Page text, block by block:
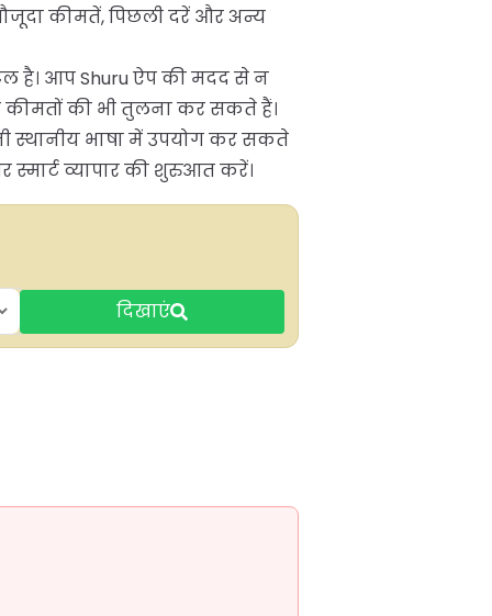
कीमतें, पिछली दरें और अन्य
है। आप Shuru ऐप की मदद से न
कीमतों की भी तुलना कर सकते हैं।
स्थानीय भाषा में उपयोग कर सकते
व्यापार की शुरुआत करें।
दिखाएं